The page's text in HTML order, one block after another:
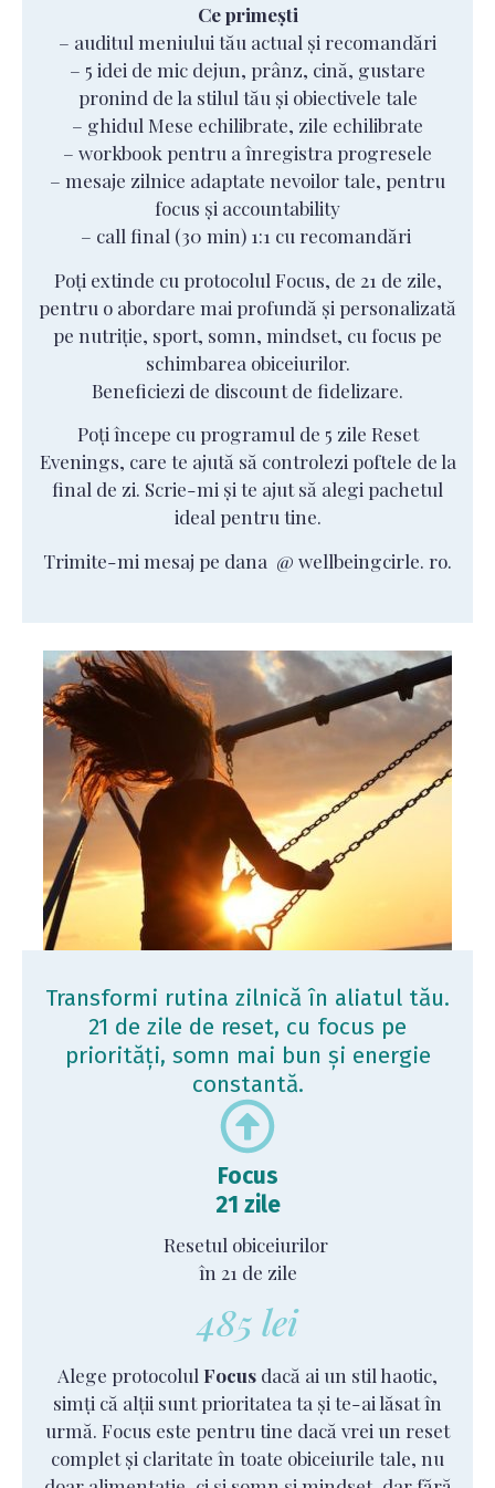
Ce primești
– auditul meniului tău actual și recomandări
– 5 idei de mic dejun, prânz, cină, gustare
pronind de la stilul tău și obiectivele tale
– ghidul Mese echilibrate, zile echilibrate
– workbook pentru a înregistra progresele
– mesaje zilnice adaptate nevoilor tale, pentru
focus și accountability
– call final (30 min) 1:1 cu recomandări
Poți extinde cu protocolul Focus, de 21 de zile,
pentru o abordare mai profundă și personalizată
pe nutriție, sport, somn, mindset, cu focus pe
schimbarea obiceiurilor.
Beneficiezi de discount de fidelizare.
Poți începe cu programul de 5 zile Reset
Evenings, care te ajută să controlezi poftele de la
final de zi. Scrie-mi și te ajut să alegi pachetul
ideal pentru tine.
Trimite-mi mesaj pe dana @ wellbeingcirle. ro.
Transformi rutina zilnică în aliatul tău.
21 de zile de reset, cu focus pe
priorități, somn mai bun și energie
constantă.
Focus
21 zile
Resetul obiceiurilor
în 21 de zile
485 lei
Alege protocolul Focus dacă ai un stil haotic,
simți că alții sunt prioritatea ta și te-ai lăsat în
urmă. Focus este pentru tine dacă vrei un reset
complet și claritate în toate obiceiurile tale, nu